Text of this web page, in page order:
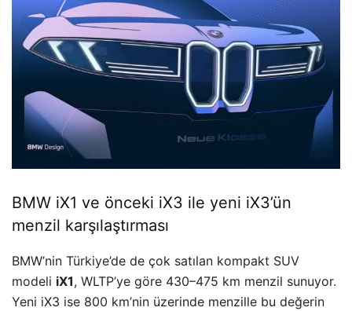
BMW iX1 ve önceki iX3 ile yeni iX3’ün
menzil karşılaştırması
BMW’nin Türkiye’de de çok satılan kompakt SUV
modeli iX1, WLTP’ye göre 430–475 km menzil sunuyor.
Yeni iX3 ise 800 km’nin üzerinde menzille bu değerin